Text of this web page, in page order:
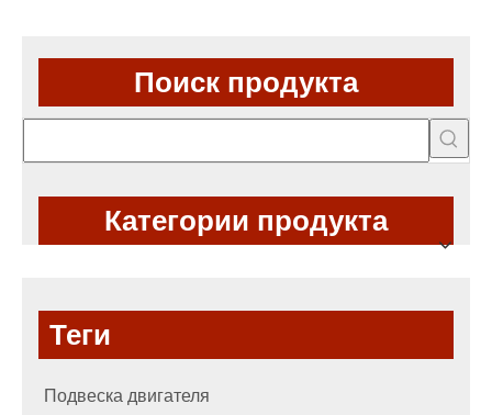
Поиск продукта
Категории продукта
Теги
Подвеска двигателя